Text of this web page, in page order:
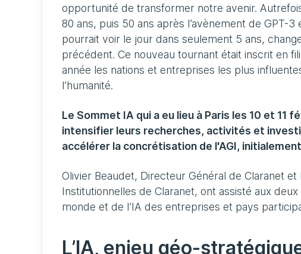
opportunité de transformer notre avenir.
80 ans, puis 50 ans après l’avènement de GPT-
pourrait voir le jour dans seulement 5 ans,
précédent. Ce nouveau tournant était inscrit en
année les nations et entreprises les plus
l’humanité.
Le Sommet IA qui a eu lieu à Paris les 10 et
intensifier leurs recherches, activités et
accélérer la concrétisation de l'AGI,
Olivier Beaudet, Directeur Général de Claranet
Institutionnelles de Claranet, ont assisté aux
monde et de l’IA des entreprises et pays
L’IA, enjeu géo-